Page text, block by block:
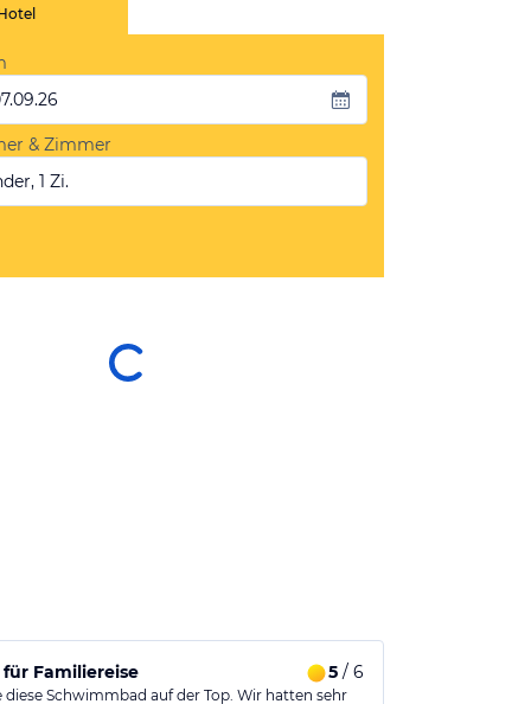
& Zimmer
1 Zi.
für Familiereise 5/ 6
diese Schwimmbad auf der Top. Wir hatten sehr